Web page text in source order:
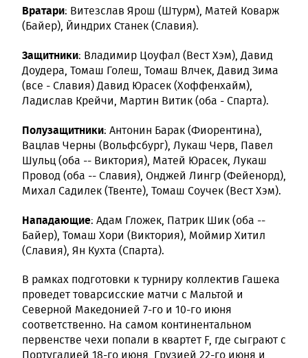
Вратари: Витезслав Ярош (Штурм), Матей Коварж
(Байер), Йиндрих Станек (Славия).
Защитники: Владимир Цоуфал (Вест Хэм), Давид
Доудера, Томаш Голеш, Томаш Влчек, Давид Зима
(все - Славия) Давид Юрасек (Хоффенхайм),
Ладислав Крейчи, Мартин Витик (оба - Спарта).
Полузащитники: Антонин Барак (Фиорентина),
Вацлав Черны (Вольфсбург), Лукаш Черв, Павел
Шульц (оба -- Виктория), Матей Юрасек, Лукаш
Провод (оба -- Славия), Онджей Лингр (Фейенорд),
Михал Садилек (Твенте), Томаш Соучек (Вест Хэм).
Нападающие: Адам Гложек, Патрик Шик (оба --
Байер), Томаш Хори (Виктория), Моймир Хитил
(Славия), Ян Кухта (Спарта).
В рамках подготовки к турниру коллектив Гашека
проведет товарсисские матчи с Мальтой и
Северной Македонией 7-го и 10-го июня
соответственно. На самом континентальном
первенстве чехи попали в квартет F, где сыграют с
Португалией 18-го июня, Грузией 22-го июня и